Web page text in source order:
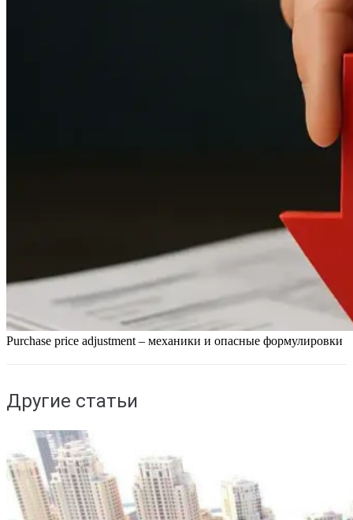
Purchase price adjustment – механики и опасные формулировки
Другие статьи